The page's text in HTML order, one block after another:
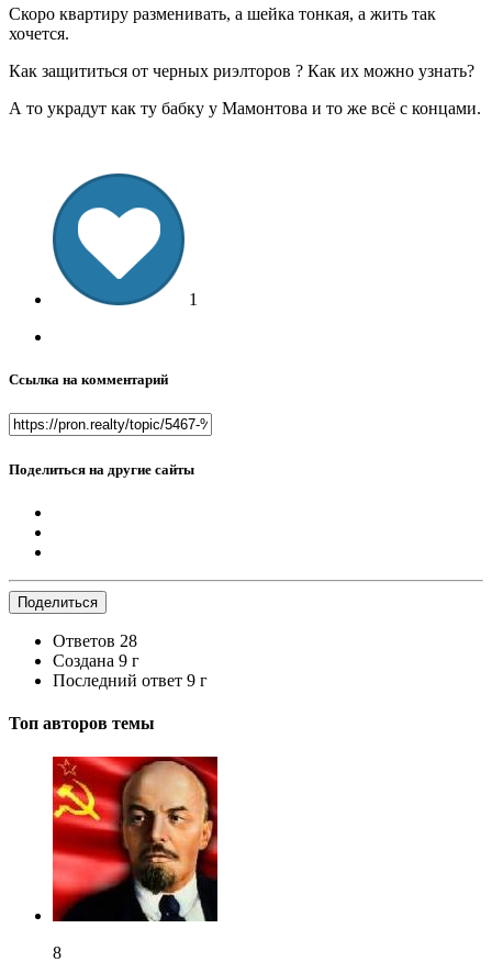
Скоро квартиру разменивать, а шейка тонкая, а жить так
хочется.
Как защититься от черных риэлторов ? Как их можно узнать?
А то украдут как ту бабку у Мамонтова и то же всё с концами.
1
Ссылка на комментарий
Поделиться на другие сайты
Поделиться
Ответов 28
Создана 9 г
Последний ответ 9 г
Топ авторов темы
8